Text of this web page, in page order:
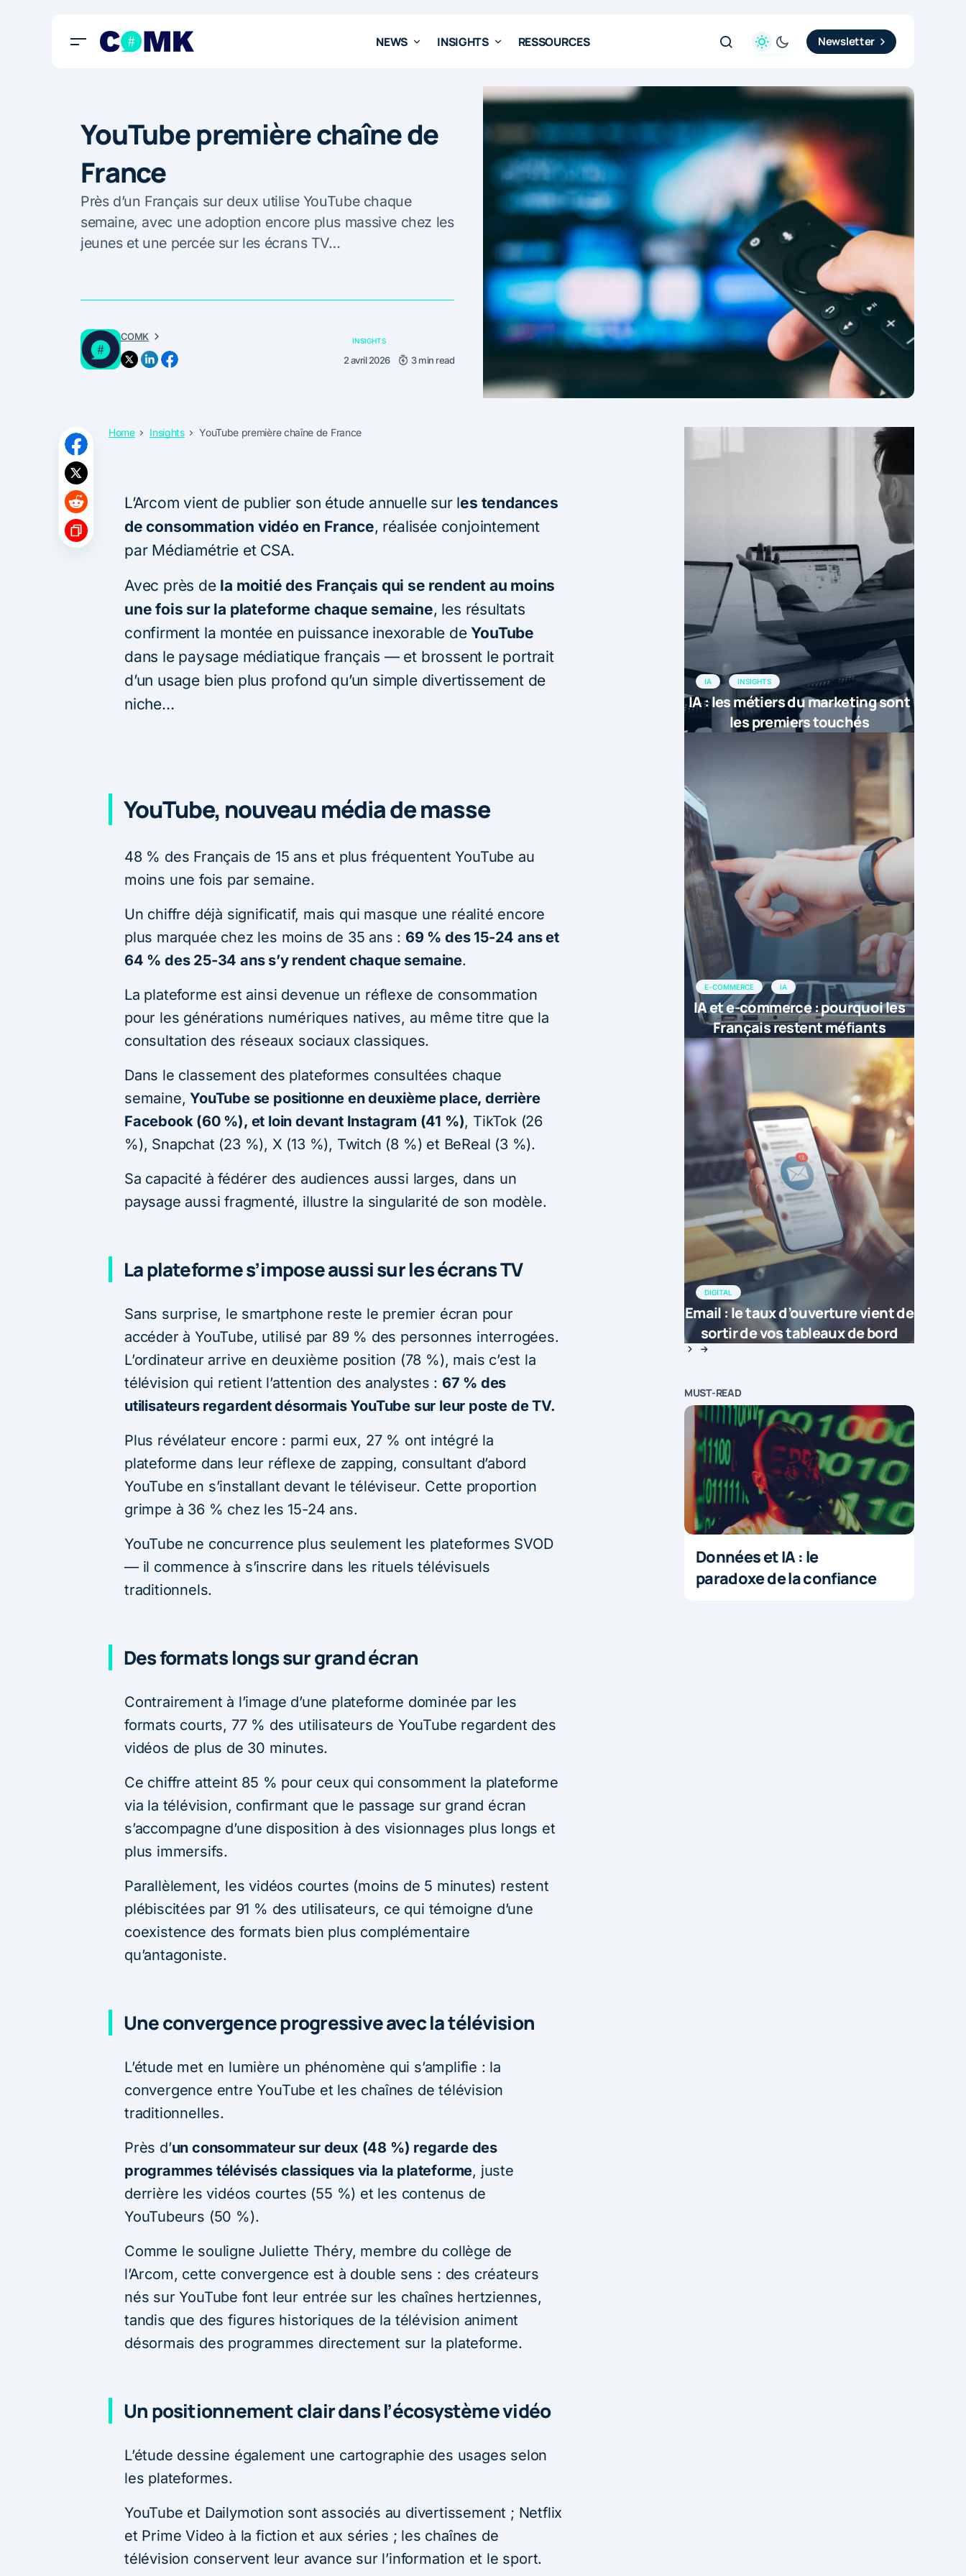
NEWS INSIGHTS RESSOURCES Newsletter
YouTube première chaîne de
France
Près d’un Français sur deux utilise YouTube chaque
semaine, avec une adoption encore plus massive chez les
jeunes et une percée sur les écrans TV…
COMK INSIGHTS
2 avril 2026 3 min read
Home Insights YouTube première chaîne de France
L’Arcom vient de publier son étude annuelle sur les tendances
de consommation vidéo en France, réalisée conjointement
par Médiamétrie et CSA.
Avec près de la moitié des Français qui se rendent au moins
une fois sur la plateforme chaque semaine, les résultats
confirment la montée en puissance inexorable deYouTube
dans le paysage médiatique français — et brossent le portrait
d’un usage bien plus profond qu’un simple divertissement de
niche…
YouTube, nouveau média de masse
48 % des Français de 15 ans et plus fréquentent YouTube au
moins une fois par semaine.
Un chiffre déjà significatif, mais qui masque une réalité encore
plus marquée chez les moins de 35 ans : 69 % des 15-24 ans et
64 % des 25-34 ans s’y rendent chaque semaine.
La plateforme est ainsi devenue un réflexe de consommation
pour les générations numériques natives, au même titre que la
consultation des réseaux sociaux classiques.
Dans le classement des plateformes consultées chaque
semaine,YouTube se positionne en deuxième place, derrière
Facebook (60 %), et loin devant Instagram (41 %), TikTok (26
%), Snapchat (23 %), X (13 %), Twitch (8 %) et BeReal (3 %).
Sa capacité à fédérer des audiences aussi larges, dans un
paysage aussi fragmenté, illustre la singularité de son modèle.
La plateforme s’impose aussi sur les écrans TV
Sans surprise, le smartphone reste le premier écran pour
accéder à YouTube, utilisé par 89 % des personnes interrogées.
L’ordinateur arrive en deuxième position (78 %), mais c’est la
télévision qui retient l’attention des analystes : 67 % des
utilisateurs regardent désormais YouTube sur leur poste de TV.
Plus révélateur encore : parmi eux, 27 % ont intégré la
plateforme dans leur réflexe de zapping, consultant d’abord
YouTube en s’installant devant le téléviseur. Cette proportion
grimpe à 36 % chez les 15-24 ans.
YouTube ne concurrence plus seulement les plateformes SVOD
— il commence à s’inscrire dans les rituels télévisuels
traditionnels.
Des formats longs sur grand écran
Contrairement à l’image d’une plateforme dominée par les
formats courts, 77 % des utilisateurs de YouTube regardent des
vidéos de plus de 30 minutes.
Ce chiffre atteint 85 % pour ceux qui consomment la plateforme
via la télévision, confirmant que le passage sur grand écran
s’accompagne d’une disposition à des visionnages plus longs et
plus immersifs.
Parallèlement, les vidéos courtes (moins de 5 minutes) restent
plébiscitées par 91 % des utilisateurs, ce qui témoigne d’une
coexistence des formats bien plus complémentaire
qu’antagoniste.
Une convergence progressive avec la télévision
L’étude met en lumière un phénomène qui s’amplifie : la
convergence entre YouTube et les chaînes de télévision
traditionnelles.
Près d’un consommateur sur deux (48 %) regarde des
programmes télévisés classiques via la plateforme, juste
derrière les vidéos courtes (55 %) et les contenus de
YouTubeurs (50 %).
Comme le souligne Juliette Théry, membre du collège de
l’Arcom, cette convergence est à double sens : des créateurs
nés sur YouTube font leur entrée sur les chaînes hertziennes,
tandis que des figures historiques de la télévision animent
désormais des programmes directement sur la plateforme.
Un positionnement clair dans l’écosystème vidéo
L’étude dessine également une cartographie des usages selon
les plateformes.
YouTube et Dailymotion sont associés au divertissement ; Netflix
et Prime Video à la fiction et aux séries ; les chaînes de
télévision conservent leur avance sur l’information et le sport.
IA INSIGHTS
IA : les métiers du marketing sont
les premiers touchés
E-COMMERCE IA
IA et e-commerce : pourquoi les
Français restent méfiants
DIGITAL
Email : le taux d’ouverture vient de
sortir de vos tableaux de bord
MUST-READ
Données et IA : le
paradoxe de la confiance